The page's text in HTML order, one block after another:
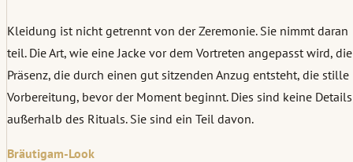
Kleidung ist nicht getrennt von der Zeremonie. Sie nimmt daran
teil. Die Art, wie eine Jacke vor dem Vortreten angepasst wird, die
Präsenz, die durch einen gut sitzenden Anzug entsteht, die stille
Vorbereitung, bevor der Moment beginnt. Dies sind keine Details
außerhalb des Rituals. Sie sind ein Teil davon.
Bräutigam-Look